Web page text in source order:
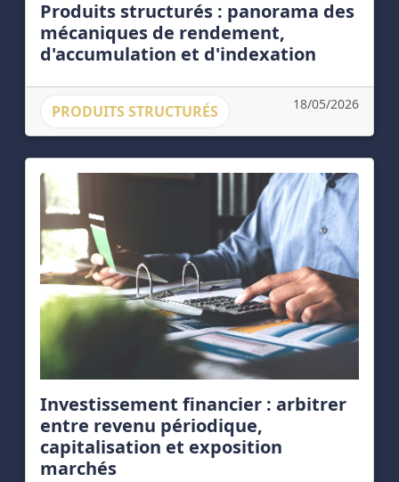
Produits structurés : panorama des
mécaniques de rendement,
d'accumulation et d'indexation
PRODUITS STRUCTURÉS 18/05/2026
Investissement financier : arbitrer
entre revenu périodique,
capitalisation et exposition
marchés